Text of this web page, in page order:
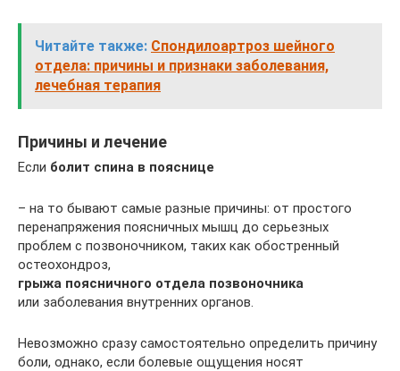
Читайте также: Спондилоартроз шейного
отдела: причины и признаки заболевания,
лечебная терапия
Причины и лечение
Если болит спина в пояснице
– на то бывают самые разные причины: от простого
перенапряжения поясничных мышц до серьезных
проблем с позвоночником, таких как обостренный
остеохондроз,
грыжа поясничного отдела позвоночника
или заболевания внутренних органов.
Невозможно сразу самостоятельно определить причину
боли, однако, если болевые ощущения носят